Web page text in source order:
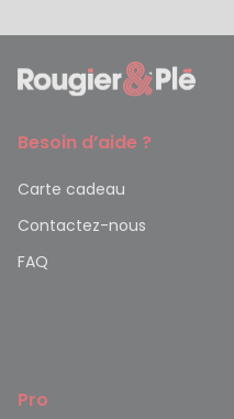
Besoin d’aide ?
Carte cadeau
Contactez-nous
FAQ
Pro